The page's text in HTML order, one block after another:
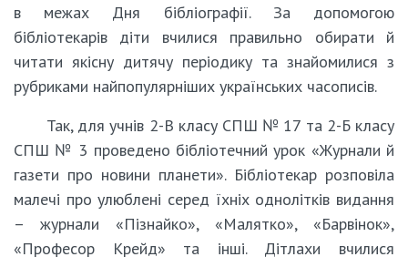
в межах Дня бібліографії. За допомогою
бібліотекарів діти вчилися правильно обирати й
читати якісну дитячу періодику та знайомилися з
рубриками найпопулярніших українських часописів.
Так, для учнів 2-В класу СПШ № 17 та 2-Б класу
СПШ № 3 проведено бібліотечний урок «Журнали й
газети про новини планети». Бібліотекар розповіла
малечі про улюблені серед їхніх однолітків видання
– журнали «Пізнайко», «Малятко», «Барвінок»,
«Професор Крейд» та інші. Дітлахи вчилися